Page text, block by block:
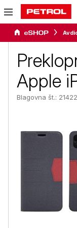
Apple
Blagovna št.: